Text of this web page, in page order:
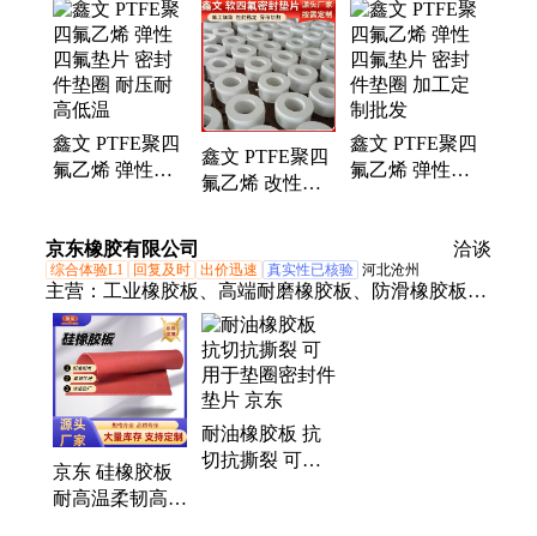
鑫文 PTFE聚四
氟乙烯 弹性四
低温
鑫文 PTFE聚四
氟乙烯 改性膨
蚀
鑫文 PTFE聚四
氟乙烯 弹性四
京东橡胶有限公司 洽谈
综合体验L1 回复及时 出价迅速 真实性已核验 河北沧州
主营： 工业橡胶板、高端耐磨橡胶板、防滑橡胶板、
花纹橡胶板
京东 硅橡胶板
耐高温柔韧高弹
耐油橡胶板 抗
切抗撕裂 可用